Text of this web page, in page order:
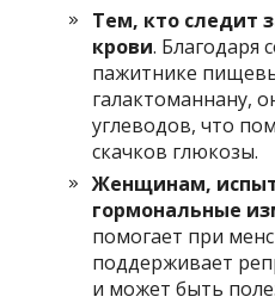
Тем, кто следит
крови. Благодаря
пажитнике
галактоманнану,
углеводов, что
скачков глюкозы.
Женщинам,
гормональные
помогает при
поддерживает
и может быть